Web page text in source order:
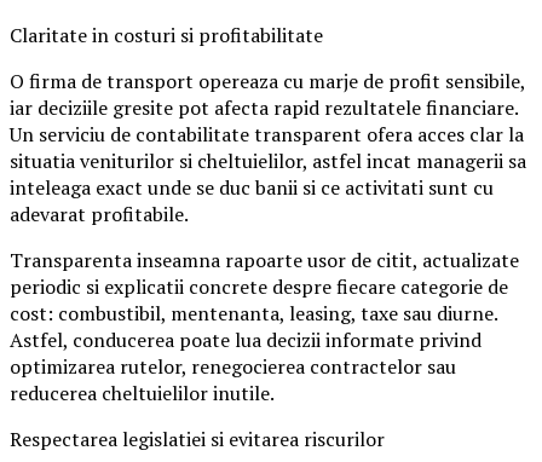
Claritate in costuri si profitabilitate
O firma de transport opereaza cu marje de profit sensibile,
iar deciziile gresite pot afecta rapid rezultatele financiare.
Un serviciu de contabilitate transparent ofera acces clar la
situatia veniturilor si cheltuielilor, astfel incat managerii sa
inteleaga exact unde se duc banii si ce activitati sunt cu
adevarat profitabile.
Transparenta inseamna rapoarte usor de citit, actualizate
periodic si explicatii concrete despre fiecare categorie de
cost: combustibil, mentenanta, leasing, taxe sau diurne.
Astfel, conducerea poate lua decizii informate privind
optimizarea rutelor, renegocierea contractelor sau
reducerea cheltuielilor inutile.
Respectarea legislatiei si evitarea riscurilor